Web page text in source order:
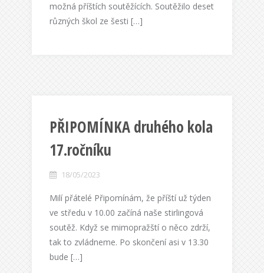
možná příštích soutěžících. Soutěžilo deset
různých škol ze šesti […]
PŘIPOMÍNKA druhého kola
17.ročníku
18/05/2023
Milí přátelé Připomínám, že příští už týden
ve středu v 10.00 začíná naše stirlingová
soutěž. Když se mimopražští o něco zdrží,
tak to zvládneme. Po skončení asi v 13.30
bude […]